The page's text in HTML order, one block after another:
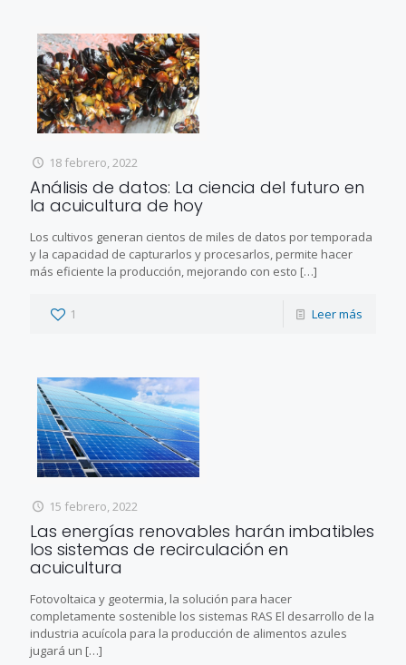
18 febrero, 2022
Análisis de datos: La ciencia del futuro en
la acuicultura de hoy
Los cultivos generan cientos de miles de datos por temporada
y la capacidad de capturarlos y procesarlos, permite hacer
más eficiente la producción, mejorando con esto […]
1 Leer más
15 febrero, 2022
Las energías renovables harán imbatibles
los sistemas de recirculación en
acuicultura
Fotovoltaica y geotermia, la solución para hacer
completamente sostenible los sistemas RAS El desarrollo de la
industria acuícola para la producción de alimentos azules
jugará un […]